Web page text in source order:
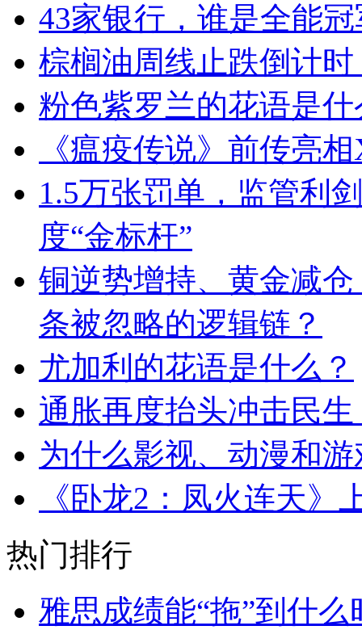
43家银行，谁是全能
棕榈油周线止跌倒计
粉色紫罗兰的花语是什
《瘟疫传说》前传亮
1.5万张罚单，监管利
度“金标杆”
铜逆势增持、黄金减
条被忽略的逻辑链？
尤加利的花语是什么？
通胀再度抬头冲击民
为什么影视、动漫和
《卧龙2：凤火连天》
热门排行
雅思成绩能“拖”到什